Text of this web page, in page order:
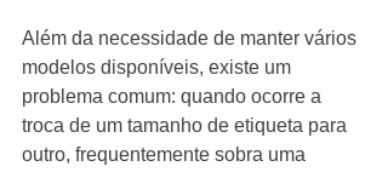
Além da necessidade de manter vários
modelos disponíveis, existe um
problema comum: quando ocorre a
troca de um tamanho de etiqueta para
outro, frequentemente sobra uma